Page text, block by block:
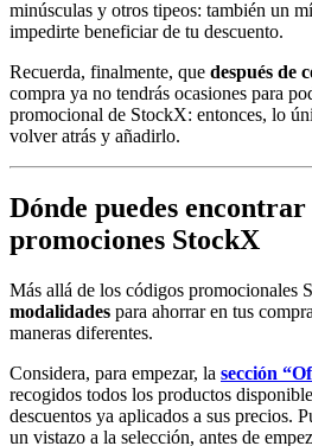
minúsculas y otros tipeos: también un
impedirte beneficiar de tu descuento.
Recuerda, finalmente, que después de
compra ya no tendrás ocasiones para
promocional de StockX: entonces, lo
volver atrás y añadirlo.
Dónde puedes encontrar
promociones StockX
Más allá de los códigos promocionales
modalidades para ahorrar en tus
maneras diferentes.
Considera, para empezar, la sección
recogidos todos los productos
descuentos ya aplicados a sus precios.
un vistazo a la selección, antes de